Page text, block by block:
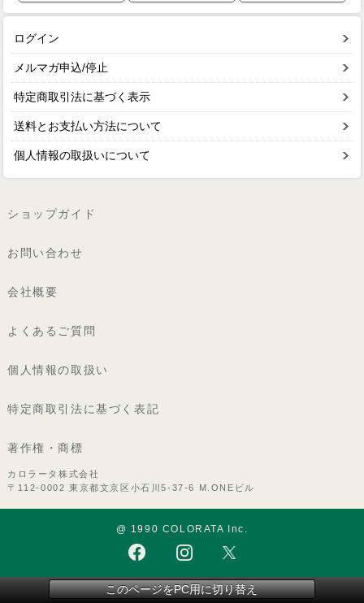
ログイン
メルマガ申込/停止
特定商取引法に基づく表示
送料とお支払い方法について
個人情報の取扱いについて
ショップガイド
お問い合わせ
会社概要
よくあるご質問
個人情報の取扱い
特定商取引法に基づく表記
著作権・商標
カロラータ株式会社
〒112-0002 東京都文京区小石川5-37-6 M.ONEビル
@ 1990 COLORATA Inc.
このページをPC用に切り替え